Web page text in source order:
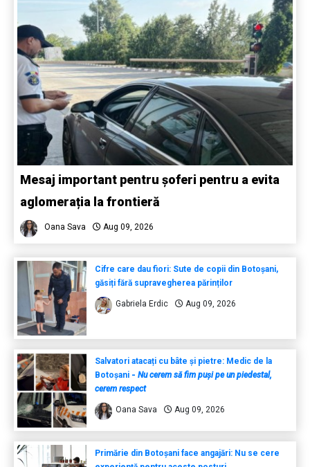
Mesaj important pentru șoferi pentru a evita
aglomerația la frontieră
Oana Sava Aug 09, 2026
Cifre care dau fiori: Sute de copii din Botoșani,
găsiți fără supravegherea părinților
Gabriela Erdic Aug 09, 2026
Salvatori atacați cu bâte și pietre: Medic de la
Botoșani - Nu cerem să fim puși pe un piedestal,
cerem respect
Oana Sava Aug 09, 2026
Primărie din Botoșani face angajări: Nu se cere